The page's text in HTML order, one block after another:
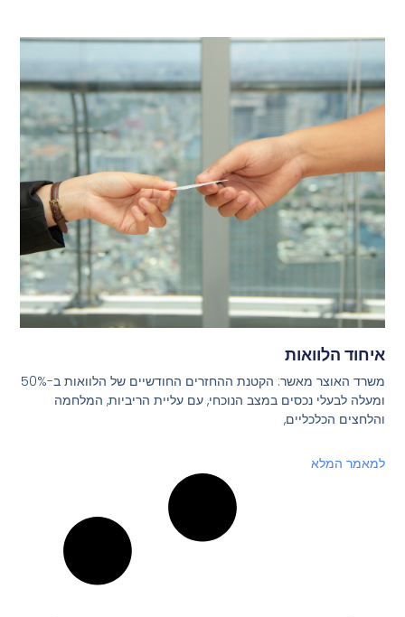
איחוד הלוואות
משרד האוצר מאשר: הקטנת ההחזרים החודשיים של הלוואות ב-50%
ומעלה לבעלי נכסים במצב הנוכחי, עם עליית הריביות, המלחמה
והלחצים הכלכליים,
למאמר המלא